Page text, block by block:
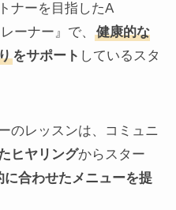
ナーを目指したA
ーナー』で、
健康的な
をサポート しているスタ
のレッスンは、コミュニ
ヒヤリングからスター
に合わせたメニューを提